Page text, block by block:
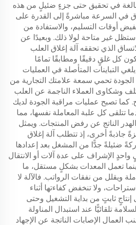
بالغة في تحقيق حتى جزءٍ ضئيلٍ من هذه
في السرعة مباشرةً إلى القدرة على
أوقات التسليم، والاستفادة من
غير متاحة لولا ذلك. وبعيدًا عن
الذي تحققه آلة إغلاق العلب
كل غلقٍ دقيقًا ومطابقًا تمامًا
التباينات المتأصلة في العمليات
الجودة تحمي سمعة علامتك التجارية من
وشكاوى العملاء الناجمة عن العلب
تصبح عمليات مراقبة الجودة لديك
تتلقى كل علبة المعاملة نفسها، مما
الناتج عن رفض المنتجات. ويمثل
جاذبةً أخرى، إذ تتطلب آلة إغلاق
ضئيلةً جدًّا من المشغل بعد إعدادها
الإشراف على عدة آلات أو الانتقال
تعمل المعدات بشكلٍ مستقل، ما
ويقلل من نفقات الرواتب. فالآلة لا
ولا تنخفض كفاءتها أثناء
ثابتٍ من بداية التشغيل وحتى
تلقائيًّا عند استبدال المناولة
العمال الإصابات الناتجة عن الإجهاد